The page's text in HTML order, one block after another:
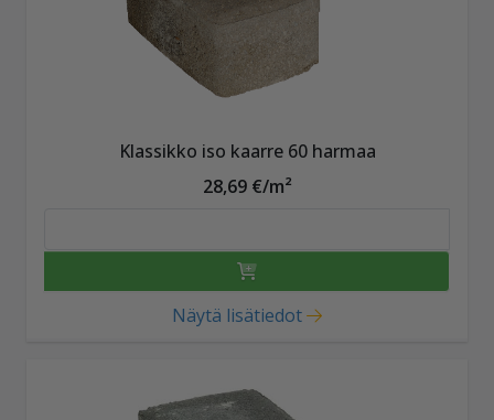
Klassikko iso kaarre 60 harmaa
28,69 €/m²
Näytä lisätiedot